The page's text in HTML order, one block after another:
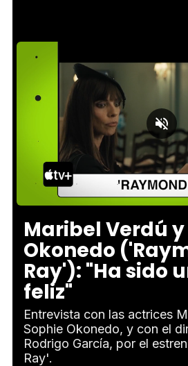
Unmute Loaded:
9.73%
Maribel Verdú y
Okonedo
Ray'): "Ha sido
feliz"
Entrevista con las actrices
Sophie Okonedo, y con el
Rodrigo García, por el
Ray'.